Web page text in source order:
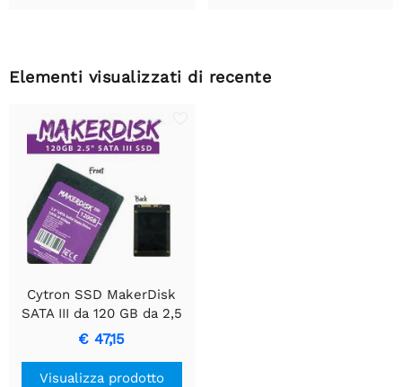
Elementi visualizzati di recente
Cytron SSD MakerDisk
SATA III da 120 GB da 2,5
pollici con sistema
operativo RPi
€ 47,15
Visualizza prodotto